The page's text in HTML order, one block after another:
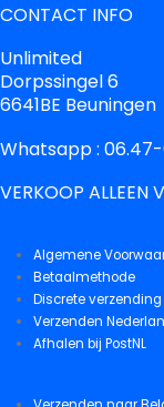
CONTACT INFO
Unlimited
Dorpssingel 6
6641BE Beuningen
Whatsapp :
VERKOOP ALLEEN
Algemene
Betaalmethode
Discrete verzending
Verzenden
Afhalen bij PostNL